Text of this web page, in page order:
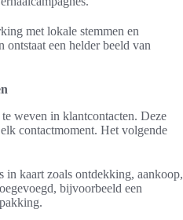
met lokale stemmen en
een helder beeld van
weven in klantcontacten. Deze
contactmoment. Het volgende
in kaart zoals ontdekking, aankoop,
bijvoorbeeld een